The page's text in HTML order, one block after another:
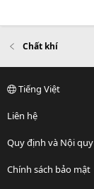
Chất khí
Tiếng Việt
Liên hệ
Quy định và Nội quy
Chính sách bảo mật